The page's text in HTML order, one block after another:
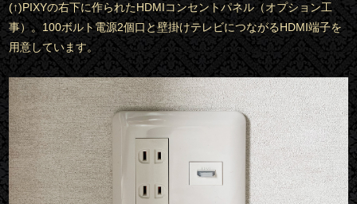
(↑)PIXYの右下に作られたHDMIコンセントパネル（オプション工
事）。100ボルト電源2個口と壁掛けテレビにつながるHDMI端子を
用意しています。